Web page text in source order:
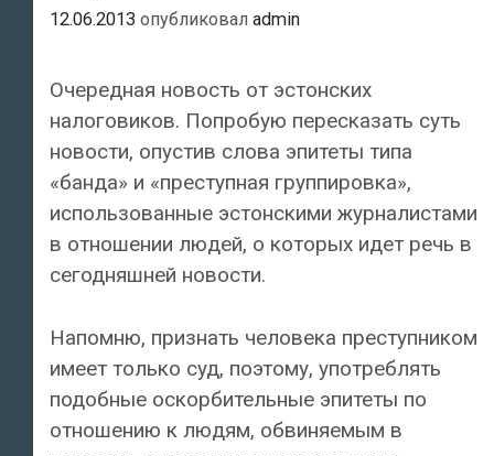
12.06.2013 опубликовал admin
Очередная новость от эстонских
налоговиков. Попробую пересказать суть
новости, опустив слова эпитеты типа
«банда» и «преступная группировка»,
использованные эстонскими журналистами
в отношении людей, о которых идет речь в
сегодняшней новости.
Напомню, признать человека преступником
имеет только суд, поэтому, употреблять
подобные оскорбительные эпитеты по
отношению к людям, обвиняемым в